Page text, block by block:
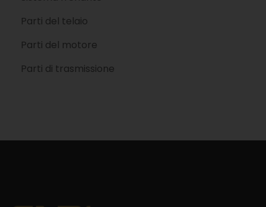
Parti del telaio
Parti del motore
Parti di trasmissione